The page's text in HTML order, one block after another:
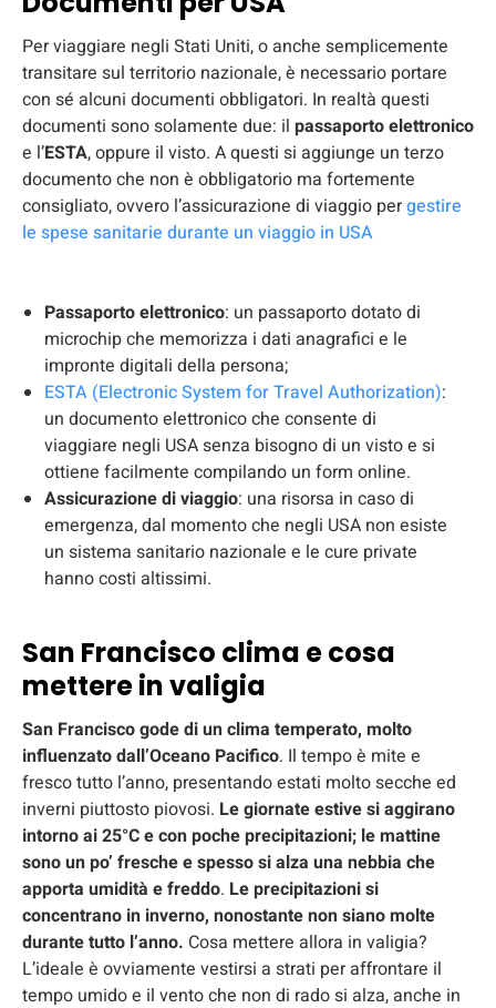
Per viaggiare negli Stati Uniti, o anche semplicemente
transitare sul territorio nazionale, è necessario portare
con sé alcuni documenti obbligatori. In realtà questi
documenti sono solamente due: il passaporto elettronico
e l’ESTA, oppure il visto. A questi si aggiunge un terzo
documento che non è obbligatorio ma fortemente
consigliato, ovvero l’assicurazione di viaggio pergestire
le spese sanitarie durante un viaggio in USA
Passaporto elettronico: un passaporto dotato di
microchip che memorizza i dati anagrafici e le
impronte digitali della persona;
ESTA (Electronic System for Travel Authorization):
un documento elettronico che consente di
viaggiare negli USA senza bisogno di un visto e si
ottiene facilmente compilando un form online.
Assicurazione di viaggio: una risorsa in caso di
emergenza, dal momento che negli USA non esiste
un sistema sanitario nazionale e le cure private
hanno costi altissimi.
San Francisco clima e cosa
mettere in valigia
San Francisco gode di un clima temperato, molto
influenzato dall’Oceano Pacifico. Il tempo è mite e
fresco tutto l’anno, presentando estati molto secche ed
inverni piuttosto piovosi. Le giornate estive si aggirano
intorno ai 25°C e con poche precipitazioni; le mattine
sono un po’ fresche e spesso si alza una nebbia che
apporta umidità e freddo. Le precipitazioni si
concentrano in inverno, nonostante non siano molte
durante tutto l’anno. Cosa mettere allora in valigia?
L’ideale è ovviamente vestirsi a strati per affrontare il
tempo umido e il vento che non di rado si alza, anche in